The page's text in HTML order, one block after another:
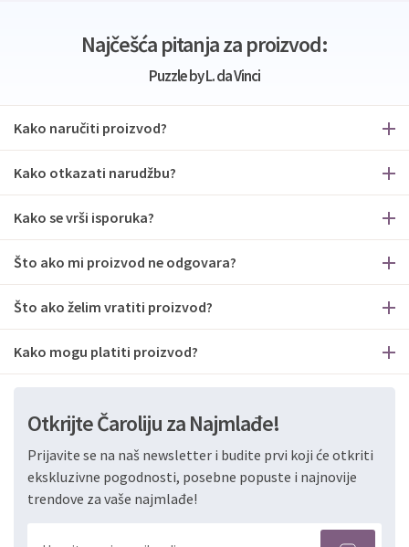
Najčešća pitanja za proizvod:
Puzzle by L. da Vinci
Kako naručiti proizvod?
Kako otkazati narudžbu?
Kako se vrši isporuka?
Što ako mi proizvod ne odgovara?
Što ako želim vratiti proizvod?
Kako mogu platiti proizvod?
Otkrijte Čaroliju za Najmlađe!
Prijavite se na naš newsletter i budite prvi koji će otkriti
ekskluzivne pogodnosti, posebne popuste i najnovije
trendove za vaše najmlađe!